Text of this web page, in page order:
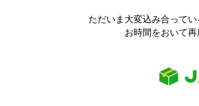
ただいま大変込み合って
お時間をおいて